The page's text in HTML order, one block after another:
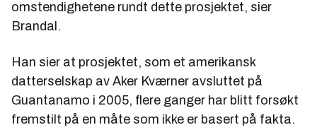
omstendighetene rundt dette prosjektet, sier
Brandal.
Han sier at prosjektet, som et amerikansk
datterselskap av Aker Kværner avsluttet på
Guantanamo i 2005, flere ganger har blitt forsøkt
fremstilt på en måte som ikke er basert på fakta.